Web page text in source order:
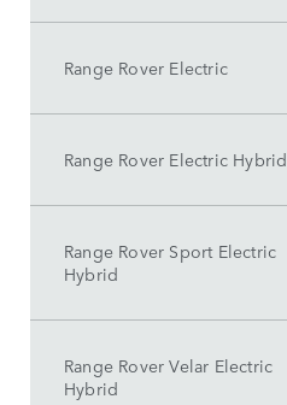
Range Rover Electric
Range Rover Electric Hybrid
Range Rover Sport Electric
Hybrid
Range Rover Velar Electric
Hybrid